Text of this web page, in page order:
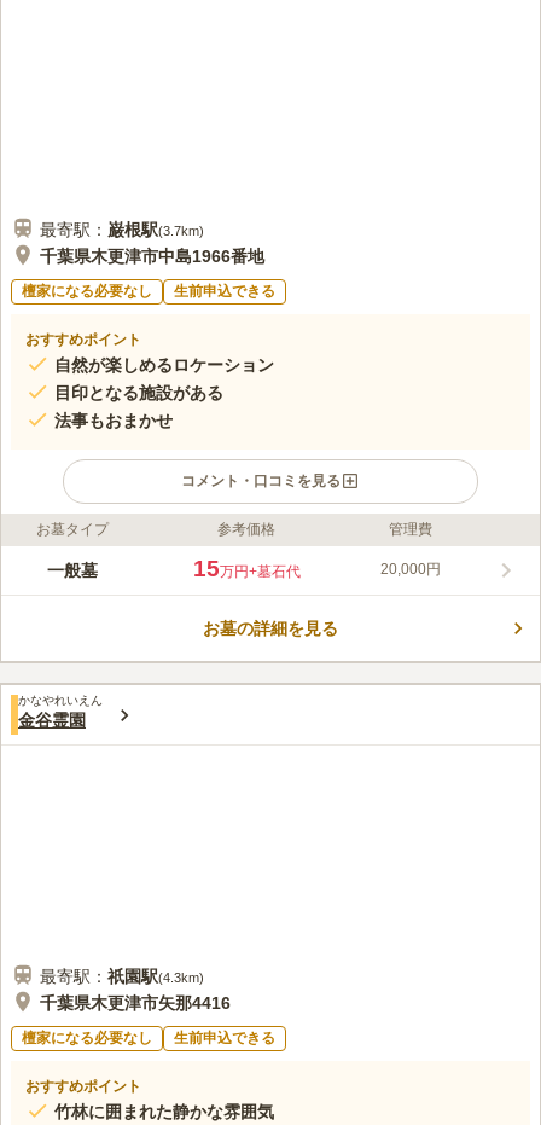
最寄駅： 巌根駅(3.7km)
千葉県木更津市中島1966番地
檀家になる必要なし 生前申込できる
おすすめポイント
自然が楽しめるロケーション
目印となる施設がある
法事もおまかせ
コメント・口コミを見る
ライフドット編集部のコメント
小湊鉄道バス「金田中島」バス停から徒歩約4分、自然に溢れる
るので、初めて訪問する際には目印としやすいです。檀家になる
ない点も評価できます。
口コミ評価
みんなの評価
お墓タイプ 参考価格 管理費
一般墓 15万円+墓石代 20,000円
お墓の詳細を見る
かなやれいえん
金谷霊園
最寄駅： 祇園駅(4.3km)
千葉県木更津市矢那4416
檀家になる必要なし 生前申込できる
おすすめポイント
竹林に囲まれた静かな雰囲気